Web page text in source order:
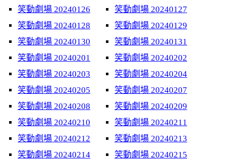
笑動劇場 20240126
笑動劇場 20240127
笑動劇場 20240128
笑動劇場 20240129
笑動劇場 20240130
笑動劇場 20240131
笑動劇場 20240201
笑動劇場 20240202
笑動劇場 20240203
笑動劇場 20240204
笑動劇場 20240205
笑動劇場 20240207
笑動劇場 20240208
笑動劇場 20240209
笑動劇場 20240210
笑動劇場 20240211
笑動劇場 20240212
笑動劇場 20240213
笑動劇場 20240214
笑動劇場 20240215